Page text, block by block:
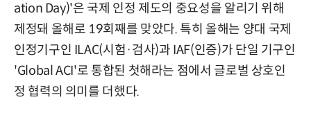
ation Day)'은 국제 인정 제도의 중요성을 알리기 위해
제정돼 올해로 19회째를 맞았다. 특히 올해는 양대 국제
인정기구인 ILAC(시험·검사)과 IAF(인증)가 단일 기구인
'Global ACI'로 통합된 첫해라는 점에서 글로벌 상호인
정 협력의 의미를 더했다.